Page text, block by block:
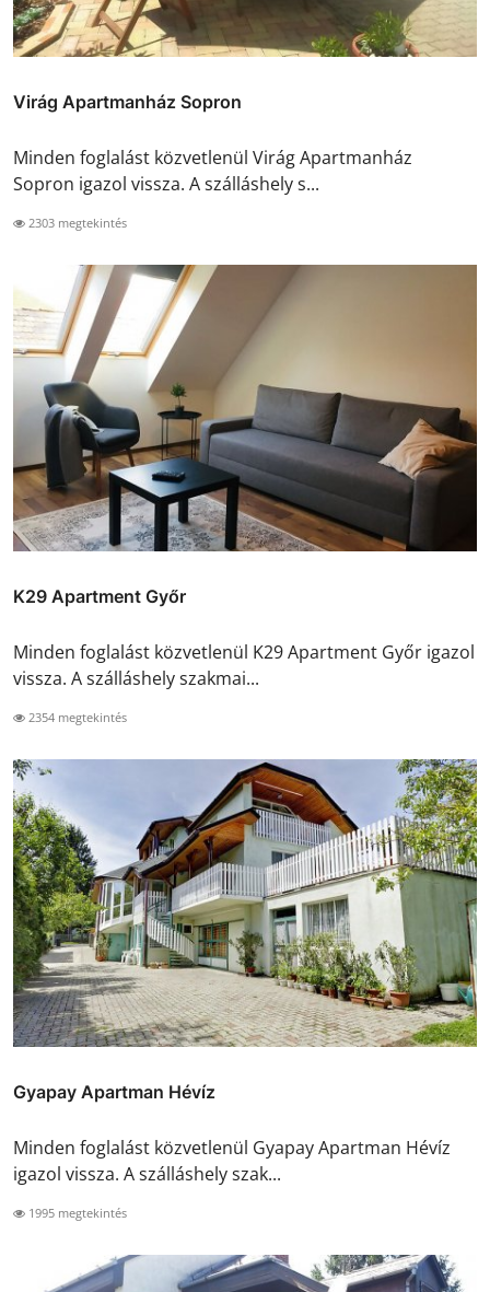
Virág Apartmanház Sopron
Minden foglalást közvetlenül Virág Apartmanház
Sopron igazol vissza. A szálláshely s...
2303 megtekintés
K29 Apartment Győr
Minden foglalást közvetlenül K29 Apartment Győr igazol
vissza. A szálláshely szakmai...
2354 megtekintés
Gyapay Apartman Hévíz
Minden foglalást közvetlenül Gyapay Apartman Hévíz
igazol vissza. A szálláshely szak...
1995 megtekintés